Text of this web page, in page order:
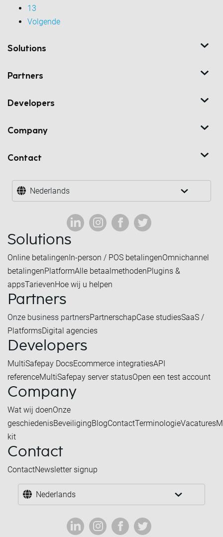
13
Volgende
Solutions
Partners
Developers
Company
Contact
Nederlands
Solutions
Online betalingenIn-person / POS betalingenOmnichannel
betalingenPlatformAlle betaalmethodenPlugins &
appsTarievenHoe wij u helpen
Partners
Onze business partnersPartnerschapCase studiesSaaS /
PlatformsDigital agencies
Developers
MultiSafepay DocsEcommerce integratiesAPI
referenceMultiSafepay server statusOpen een test account
Company
Wat wij doenOnze
geschiedenisBeveiligingBlogContactTerminologieVacatures
kit
Contact
ContactNewsletter signup
Nederlands